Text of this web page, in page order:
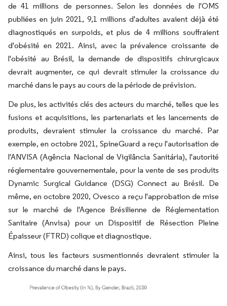
de 41 millions de personnes. Selon les données de l'OMS
publiées en juin 2021, 9,1 millions d'adultes avaient déjà été
diagnostiqués en surpoids, et plus de 4 millions souffraient
d'obésité en 2021. Ainsi, avec la prévalence croissante de
l'obésité au Brésil, la demande de dispositifs chirurgicaux
devrait augmenter, ce qui devrait stimuler la croissance du
marché dans le pays au cours de la période de prévision.
De plus, les activités clés des acteurs du marché, telles que les
fusions et acquisitions, les partenariats et les lancements de
produits, devraient stimuler la croissance du marché. Par
exemple, en octobre 2021, SpineGuard a reçu l'autorisation de
l'ANVISA (Agência Nacional de Vigilância Sanitária), l'autorité
réglementaire gouvernementale, pour la vente de ses produits
Dynamic Surgical Guidance (DSG) Connect au Brésil. De
même, en octobre 2020, Ovesco a reçu l'approbation de mise
sur le marché de l'Agence Brésilienne de Réglementation
Sanitaire (Anvisa) pour un Dispositif de Résection Pleine
Épaisseur (FTRD) colique et diagnostique.
Ainsi, tous les facteurs susmentionnés devraient stimuler la
croissance du marché dans le pays.